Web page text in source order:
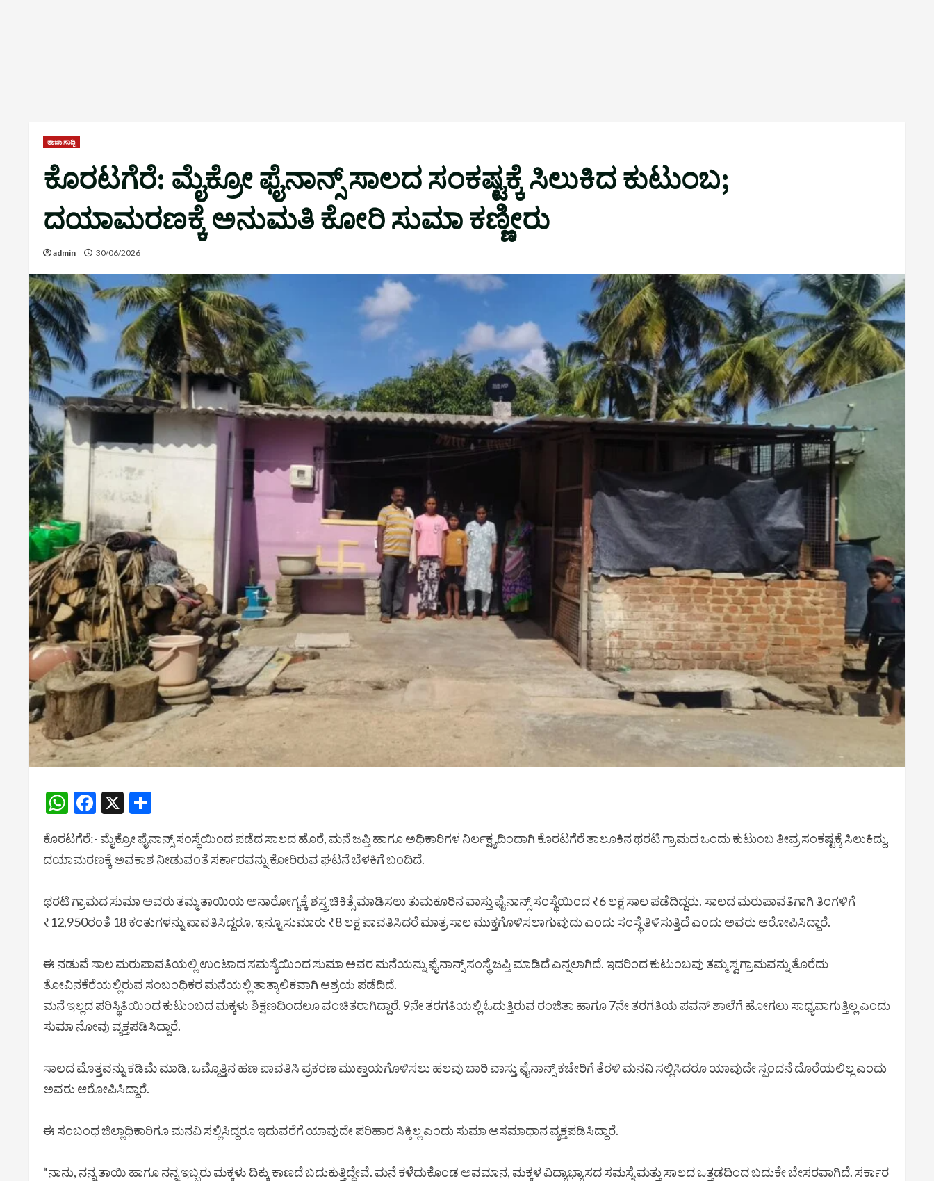
ತಾಜಾ ಸುದ್ದಿ
ಕೊರಟಗೆರೆ: ಮೈಕ್ರೋ ಫೈನಾನ್ಸ್ ಸಾಲದ ಸಂಕಷ್ಟಕ್ಕೆ ಸಿಲುಕಿದ ಕುಟುಂಬ;
ದಯಾಮರಣಕ್ಕೆ ಅನುಮತಿ ಕೋರಿ ಸುಮಾ ಕಣ್ಣೀರು
admin 30/06/2026
WhatsApp
Facebook
X
ಕೊರಟಗೆರೆ:- ಮೈಕ್ರೋ ಫೈನಾನ್ಸ್ ಸಂಸ್ಥೆಯಿಂದ ಪಡೆದ ಸಾಲದ ಹೊರೆ, ಮನೆ ಜಪ್ತಿ ಹಾಗೂ ಅಧಿಕಾರಿಗಳ ನಿರ್ಲಕ್ಷ್ಯದಿಂದಾಗಿ ಕೊರಟಗೆರೆ ತಾಲೂಕಿನ ಥರಟಿ ಗ್ರಾಮದ ಒಂದು ಕುಟುಂಬ ತೀವ್ರ ಸಂಕಷ್ಟಕ್ಕೆ ಸಿಲುಕಿದ್ದು,
ದಯಾಮರಣಕ್ಕೆ ಅವಕಾಶ ನೀಡುವಂತೆ ಸರ್ಕಾರವನ್ನು ಕೋರಿರುವ ಘಟನೆ ಬೆಳಕಿಗೆ ಬಂದಿದೆ.
ಥರಟಿ ಗ್ರಾಮದ ಸುಮಾ ಅವರು ತಮ್ಮ ತಾಯಿಯ ಅನಾರೋಗ್ಯಕ್ಕೆ ಶಸ್ತ್ರಚಿಕಿತ್ಸೆ ಮಾಡಿಸಲು ತುಮಕೂರಿನ ವಾಸ್ತು ಫೈನಾನ್ಸ್ ಸಂಸ್ಥೆಯಿಂದ ₹6 ಲಕ್ಷ ಸಾಲ ಪಡೆದಿದ್ದರು. ಸಾಲದ ಮರುಪಾವತಿಗಾಗಿ ತಿಂಗಳಿಗೆ
₹12,950ರಂತೆ 18 ಕಂತುಗಳನ್ನು ಪಾವತಿಸಿದ್ದರೂ, ಇನ್ನೂ ಸುಮಾರು ₹8 ಲಕ್ಷ ಪಾವತಿಸಿದರೆ ಮಾತ್ರ ಸಾಲ ಮುಕ್ತಗೊಳಿಸಲಾಗುವುದು ಎಂದು ಸಂಸ್ಥೆ ತಿಳಿಸುತ್ತಿದೆ ಎಂದು ಅವರು ಆರೋಪಿಸಿದ್ದಾರೆ.
ಈ ನಡುವೆ ಸಾಲ ಮರುಪಾವತಿಯಲ್ಲಿ ಉಂಟಾದ ಸಮಸ್ಯೆಯಿಂದ ಸುಮಾ ಅವರ ಮನೆಯನ್ನು ಫೈನಾನ್ಸ್ ಸಂಸ್ಥೆ ಜಪ್ತಿ ಮಾಡಿದೆ ಎನ್ನಲಾಗಿದೆ. ಇದರಿಂದ ಕುಟುಂಬವು ತಮ್ಮ ಸ್ವಗ್ರಾಮವನ್ನು ತೊರೆದು
ತೋವಿನಕೆರೆಯಲ್ಲಿರುವ ಸಂಬಂಧಿಕರ ಮನೆಯಲ್ಲಿ ತಾತ್ಕಾಲಿಕವಾಗಿ ಆಶ್ರಯ ಪಡೆದಿದೆ.
ಮನೆ ಇಲ್ಲದ ಪರಿಸ್ಥಿತಿಯಿಂದ ಕುಟುಂಬದ ಮಕ್ಕಳು ಶಿಕ್ಷಣದಿಂದಲೂ ವಂಚಿತರಾಗಿದ್ದಾರೆ. 9ನೇ ತರಗತಿಯಲ್ಲಿ ಓದುತ್ತಿರುವ ರಂಜಿತಾ ಹಾಗೂ 7ನೇ ತರಗತಿಯ ಪವನ್ ಶಾಲೆಗೆ ಹೋಗಲು ಸಾಧ್ಯವಾಗುತ್ತಿಲ್ಲ ಎಂದು
ಸುಮಾ ನೋವು ವ್ಯಕ್ತಪಡಿಸಿದ್ದಾರೆ.
ಸಾಲದ ಮೊತ್ತವನ್ನು ಕಡಿಮೆ ಮಾಡಿ, ಒಮ್ಮೊತ್ತಿನ ಹಣ ಪಾವತಿಸಿ ಪ್ರಕರಣ ಮುಕ್ತಾಯಗೊಳಿಸಲು ಹಲವು ಬಾರಿ ವಾಸ್ತು ಫೈನಾನ್ಸ್ ಕಚೇರಿಗೆ ತೆರಳಿ ಮನವಿ ಸಲ್ಲಿಸಿದರೂ ಯಾವುದೇ ಸ್ಪಂದನೆ ದೊರೆಯಲಿಲ್ಲ ಎಂದು
ಅವರು ಆರೋಪಿಸಿದ್ದಾರೆ.
ಈ ಸಂಬಂಧ ಜಿಲ್ಲಾಧಿಕಾರಿಗೂ ಮನವಿ ಸಲ್ಲಿಸಿದ್ದರೂ ಇದುವರೆಗೆ ಯಾವುದೇ ಪರಿಹಾರ ಸಿಕ್ಕಿಲ್ಲ ಎಂದು ಸುಮಾ ಅಸಮಾಧಾನ ವ್ಯಕ್ತಪಡಿಸಿದ್ದಾರೆ.
“ನಾನು, ನನ್ನ ತಾಯಿ ಹಾಗೂ ನನ್ನ ಇಬ್ಬರು ಮಕ್ಕಳು ದಿಕ್ಕು ಕಾಣದೆ ಬದುಕುತ್ತಿದ್ದೇವೆ. ಮನೆ ಕಳೆದುಕೊಂಡ ಅವಮಾನ, ಮಕ್ಕಳ ವಿದ್ಯಾಭ್ಯಾಸದ ಸಮಸ್ಯೆ ಮತ್ತು ಸಾಲದ ಒತ್ತಡದಿಂದ ಬದುಕೇ ಬೇಸರವಾಗಿದೆ. ಸರ್ಕಾರ